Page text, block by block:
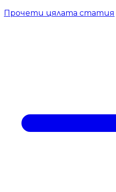
Прочети цялата статия